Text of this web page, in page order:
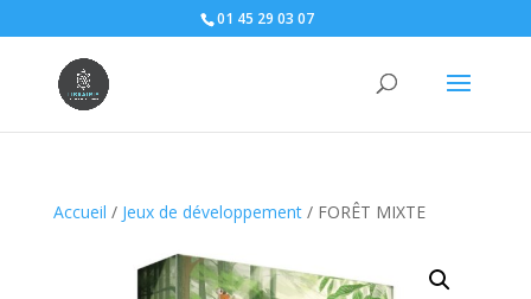
01 45 29 03 07
Accueil / Jeux de développement/ FORÊT MIXTE